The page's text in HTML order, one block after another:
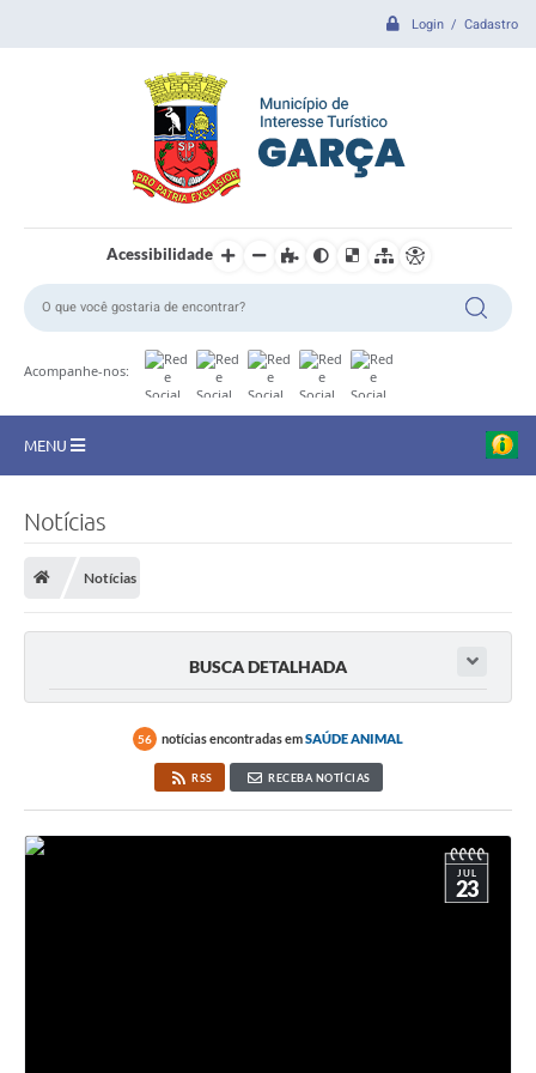
Login / Cadastro
Acessibilidade
Acompanhe-nos:
MENU
CIDADE
Prefeitura
OUVIDORIA
EMPRESAS - EDITAIS
PLANO DIRETOR DO MUNICÍPIO DE GARÇA
Notícias
Notícias
BUSCA DETALHADA
56 notícias encontradas emSAÚDE ANIMAL
RSS RECEBA NOTÍCIAS
JUL
23